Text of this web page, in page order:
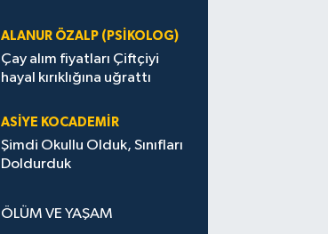
ALANUR ÖZALP (PSIKOLOG)
Çay alım fiyatları Çiftçiyi
hayal kırıklığına uğrattı
ASIYE KOCADEMİR
Şimdi Okullu Olduk, Sınıfları
Doldurduk
ÖLÜM VE YAŞAM